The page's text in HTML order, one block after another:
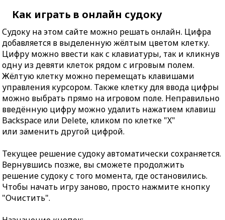
Как играть в онлайн судоку
Судоку на этом сайте можно решать онлайн. Цифра
добавляется в выделенную жёлтым цветом клетку.
Цифру можно ввести как с клавиатуры, так и кликнув
одну из девяти клеток рядом с игровым полем.
Жёлтую клетку можно перемещать клавишами
управления курсором. Также клетку для ввода цифры
можно выбрать прямо на игровом поле. Неправильно
введённую цифру можно удалить нажатием клавиш
Backspace или Delete, кликом по клетке "X"
или заменить другой цифрой.
Текущее решение судоку автоматически сохраняется.
Вернувшись позже, вы сможете продолжить
решение судоку с того момента, где остановились.
Чтобы начать игру заново, просто нажмите кнопку
"Очистить".